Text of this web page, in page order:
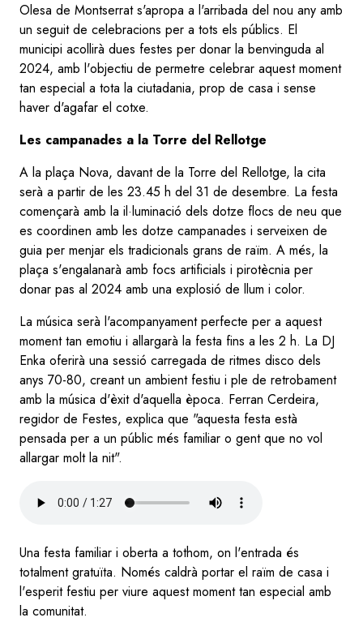
Olesa de Montserrat s'apropa a l'arribada del nou any amb
un seguit de celebracions per a tots els públics. El
municipi acollirà dues festes per donar la benvinguda al
2024, amb l'objectiu de permetre celebrar aquest moment
tan especial a tota la ciutadania, prop de casa i sense
haver d'agafar el cotxe.
Les campanades a la Torre del Rellotge
A la plaça Nova, davant de la Torre del Rellotge, la cita
serà a partir de les 23.45 h del 31 de desembre. La festa
començarà amb la il·luminació dels dotze flocs de neu que
es coordinen amb les dotze campanades i serveixen de
guia per menjar els tradicionals grans de raïm. A més, la
plaça s'engalanarà amb focs artificials i pirotècnia per
donar pas al 2024 amb una explosió de llum i color.
La música serà l'acompanyament perfecte per a aquest
moment tan emotiu i allargarà la festa fins a les 2 h. La DJ
Enka oferirà una sessió carregada de ritmes disco dels
anys 70-80, creant un ambient festiu i ple de retrobament
amb la música d'èxit d'aquella època. Ferran Cerdeira,
regidor de Festes, explica que "aquesta festa està
pensada per a un públic més familiar o gent que no vol
allargar molt la nit".
Una festa familiar i oberta a tothom, on l'entrada és
totalment gratuïta. Només caldrà portar el raïm de casa i
l'esperit festiu per viure aquest moment tan especial amb
la comunitat.